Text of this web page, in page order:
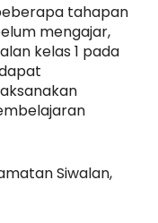
tahapan
mengajar,
kelas 1 pada
Siwalan,